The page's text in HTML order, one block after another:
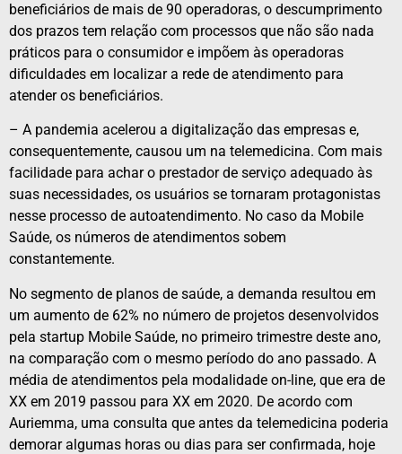
beneficiários de mais de 90 operadoras, o descumprimento
dos prazos tem relação com processos que não são nada
práticos para o consumidor e impõem às operadoras
dificuldades em localizar a rede de atendimento para
atender os beneficiários.
– A pandemia acelerou a digitalização das empresas e,
consequentemente, causou um na telemedicina. Com mais
facilidade para achar o prestador de serviço adequado às
suas necessidades, os usuários se tornaram protagonistas
nesse processo de autoatendimento. No caso da Mobile
Saúde, os números de atendimentos sobem
constantemente.
No segmento de planos de saúde, a demanda resultou em
um aumento de 62% no número de projetos desenvolvidos
pela startup Mobile Saúde, no primeiro trimestre deste ano,
na comparação com o mesmo período do ano passado. A
média de atendimentos pela modalidade on-line, que era de
XX em 2019 passou para XX em 2020. De acordo com
Auriemma, uma consulta que antes da telemedicina poderia
demorar algumas horas ou dias para ser confirmada, hoje